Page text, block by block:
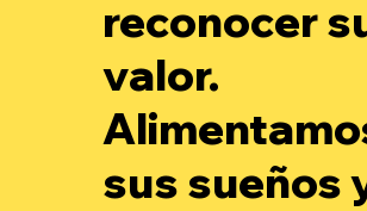
reconocer
valor.
sus sueños